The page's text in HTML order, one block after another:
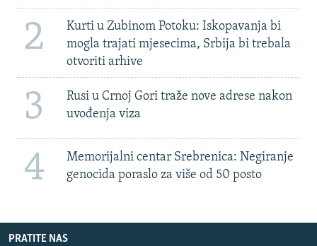
2
Kurti u Zubinom Potoku: Iskopavanja bi
mogla trajati mjesecima, Srbija bi trebala
otvoriti arhive
3
Rusi u Crnoj Gori traže nove adrese nakon
uvođenja viza
4
Memorijalni centar Srebrenica: Negiranje
genocida poraslo za više od 50 posto
PRATITE NAS